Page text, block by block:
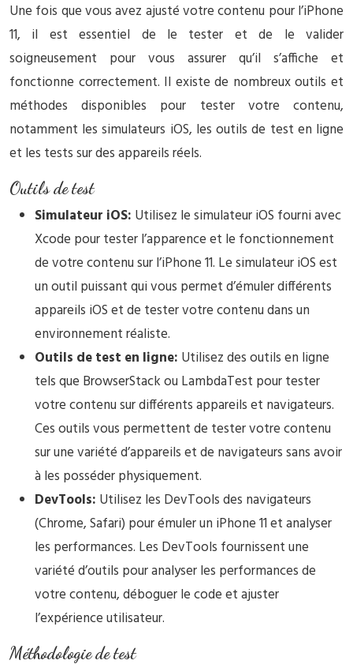
Une fois que vous avez ajusté votre contenu pour l’iPhone
11, il est essentiel de le tester et de le valider
soigneusement pour vous assurer qu’il s’affiche et
fonctionne correctement. Il existe de nombreux outils et
méthodes disponibles pour tester votre contenu,
notamment les simulateurs iOS, les outils de test en ligne
et les tests sur des appareils réels.
Outils de test
Simulateur iOS: Utilisez le simulateur iOS fourni avec
Xcode pour tester l’apparence et le fonctionnement
de votre contenu sur l’iPhone 11. Le simulateur iOS est
un outil puissant qui vous permet d’émuler différents
appareils iOS et de tester votre contenu dans un
environnement réaliste.
Outils de test en ligne: Utilisez des outils en ligne
tels que BrowserStack ou LambdaTest pour tester
votre contenu sur différents appareils et navigateurs.
Ces outils vous permettent de tester votre contenu
sur une variété d’appareils et de navigateurs sans avoir
à les posséder physiquement.
DevTools: Utilisez les DevTools des navigateurs
(Chrome, Safari) pour émuler un iPhone 11 et analyser
les performances. Les DevTools fournissent une
variété d’outils pour analyser les performances de
votre contenu, déboguer le code et ajuster
l’expérience utilisateur.
Méthodologie de test